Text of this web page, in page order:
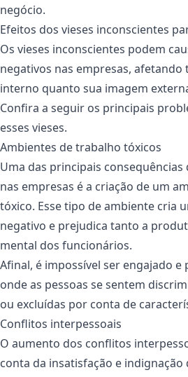
negócio.
Efeitos dos vieses inconscientes
Os vieses inconscientes podem
negativos nas empresas,
interno quanto sua imagem
Confira a seguir os principais
esses vieses.
Ambientes de trabalho tóxicos
Uma das principais consequências
nas empresas é a criação de um
tóxico. Esse tipo de ambiente cria
negativo e prejudica tanto a
mental dos funcionários.
Afinal, é impossível ser engajado
onde as pessoas se sentem
ou excluídas por conta de
Conflitos interpessoais
O aumento dos conflitos
conta da insatisfação e indignação